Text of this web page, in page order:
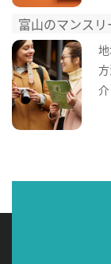
富山のマンス
介